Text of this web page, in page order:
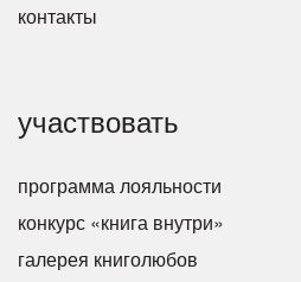
контакты
участвовать
программа лояльности
конкурс «книга внутри»
галерея книголюбов